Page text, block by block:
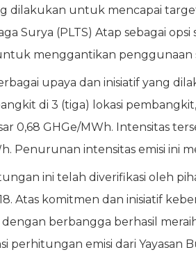
dilakukan untuk mencapai
Surya (PLTS) Atap sebagai
menggantikan penggunaan
upaya dan inisiatif yang
di 3 (tiga) lokasi
0,68 GHGe/MWh. Intensitas
Penurunan intensitas emisi ini
ini telah diverifikasi oleh
Atas komitmen dan inisiatif
dengan berbangga berhasil
perhitungan emisi dari Yayasan